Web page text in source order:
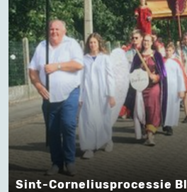
Sint-Corneliusprocessie